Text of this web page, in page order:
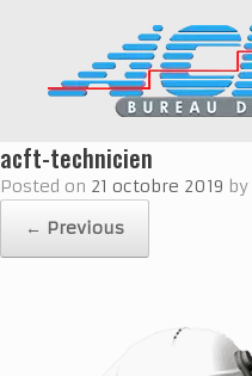
acft-technicien
Posted on 21 octobre 2019 by
← Previous